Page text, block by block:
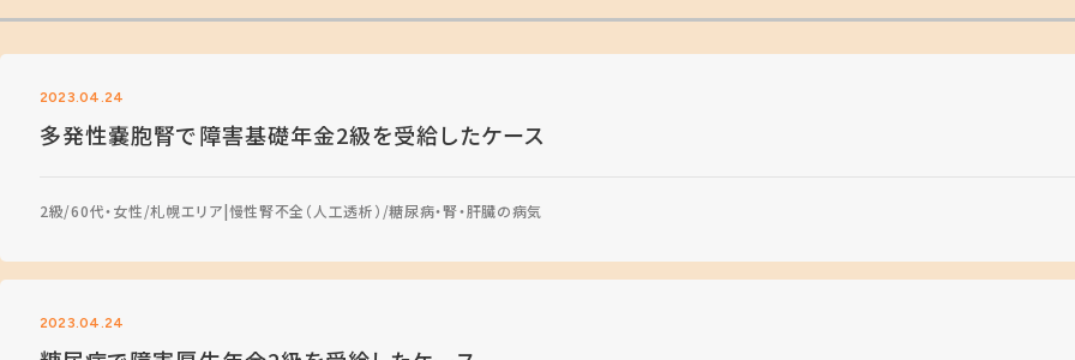
2023.04.24
多発性嚢胞腎で障害基礎年金2級を受給したケース
2級 60代・女性 札幌エリア 慢性腎不全（人工透析） 糖尿病・腎・肝臓の病気
2023.04.24